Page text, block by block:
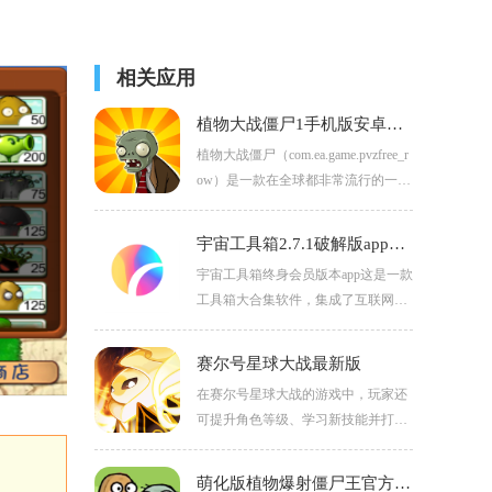
相关应用
植物大战僵尸1手机版安卓免费下载
植物大战僵尸（com.ea.game.pvzfree_r
ow）是一款在全球都非常流行的一款
同的乐趣。
宇宙工具箱2.7.1破解版app下载
宇宙工具箱终身会员版本app这是一款
工具箱大合集软件，集成了互联网各
影视或者工作需要等，你在这里都能
找到对应的工具。
赛尔号星球大战最新版
在赛尔号星球大战的游戏中，玩家还
可提升角色等级、学习新技能并打造
萌化版植物爆射僵尸王官方版下载安装